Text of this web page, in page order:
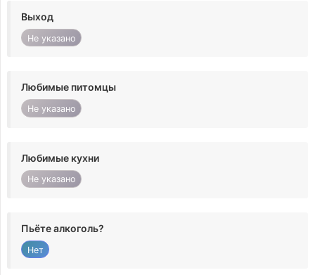
Выход
Не указано
Любимые питомцы
Не указано
Любимые кухни
Не указано
Пьёте алкоголь?
Нет